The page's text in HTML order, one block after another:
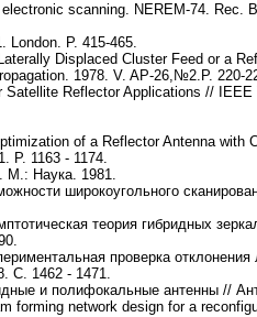
scanning. NEREM-74. Rec.
London. P. 415-465.
Displaced Cluster Feed or a
1978. V. AP-26,№2.P. 220-
Reflector Applications //
of a Reflector Antenna with
P. 1163 - 1174.
М.: Наука. 1981.
широкоугольного
теория гибридных
проверка
С. 1462 - 1471.
и полифокальные антенны //
forming network design for a